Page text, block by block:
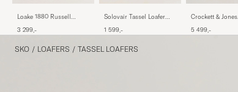
Loake 1880 Russell
3 299,-
Solovair Tassel Loafer
1 599,-
Crockett & Jones
Dark Brown
5 499,-
SKO / LOAFERS / TASSEL LOAFERS